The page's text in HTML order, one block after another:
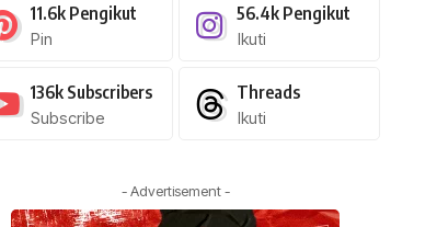
11.6k Pengikut
Pin
56.4k Pengikut
Ikuti
136k Subscribers
Subscribe
Threads
Ikuti
- Advertisement -